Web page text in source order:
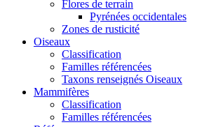
Flores de terrain
Pyrénées occidentales
Zones de rusticité
Oiseaux
Classification
Familles référencées
Taxons renseignés Oiseaux
Mammifères
Classification
Familles référencées